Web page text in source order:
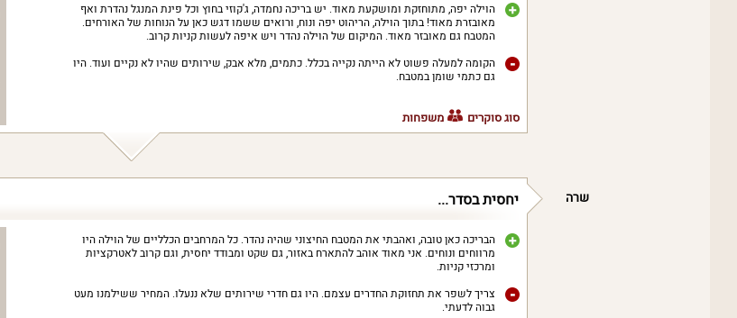
הוילה יפה, מתוחזקת ומושקעת מאוד. יש בריכה נחמדה, ג'קוזי בחוץ וכל פינת המנגל נהדרת ואף
מאובזרת מאוד! בתוך הוילה, הריהוט יפה ונוח, ורואים ששמו דגש כאן על הנוחות של האורחים.
המטבח גם מאובזר מאוד. המיקום של הוילה נהדר ויש איפה לעשות קניות קרוב.
הקומה למעלה פשוט לא הייתה נקייה בכלל. כתמים, מלא אבק, שירותים שהיו לא נקיים ועוד. היו
גם כתמי שומן במטבח.
סוג סוקרים משפחות
יחסית בסדר... שרה
הבריכה כאן טובה, ואהבתי את המטבח החיצוני שהיה נהדר. כל המרחבים הכלליים של הוילה היו
מרווחים ונוחים. אני מאוד אוהב להתארח באזור, גם שקט ומבודד יחסית, וגם קרוב לאטרקציות
ומרכזי קניות.
צריך לשפר את תחזוקת החדרים עצמם. היו גם חדרי שירותים שלא ננעלו. המחיר ששילמנו מעט
גבוה לדעתי.